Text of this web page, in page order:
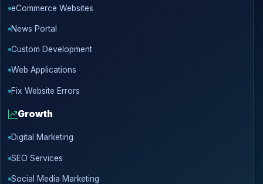
eCommerce Websites
News Portal
Custom Development
Web Applications
Fix Website Errors
Growth
Digital Marketing
SEO Services
Social Media Marketing